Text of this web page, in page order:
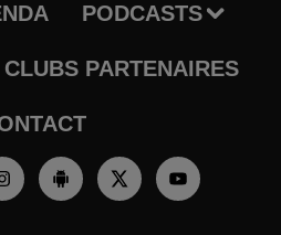
PODCASTS
CLUBS PARTENAIRES